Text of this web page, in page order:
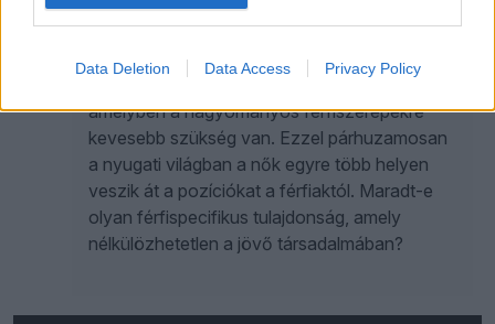
Data Deletion Data Access Privacy Policy
amelyben a hagyományos férfiszerepekre
kevesebb szükség van. Ezzel párhuzamosan
a nyugati világban a nők egyre több helyen
veszik át a pozíciókat a férfiaktól. Maradt-e
olyan férfispecifikus tulajdonság, amely
nélkülözhetetlen a jövő társadalmában?